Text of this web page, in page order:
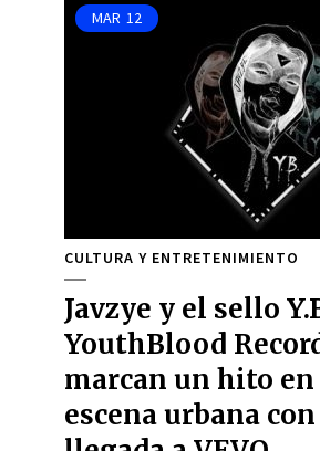
MAR 12
CULTURA Y ENTRETENIMIENTO
Javzye y el sello
YouthBlood
marcan un hito
escena urbana